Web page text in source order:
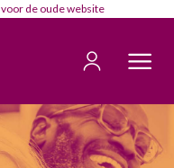
voor de oude website